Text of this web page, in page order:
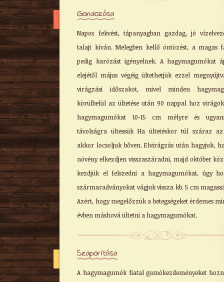
Gondozása
Napos fekvést, tápanyagban gazdag, jó
talajt kíván. Melegben kellő öntözést, a magas
pedig karózást igényelnek. A hagymagumókat
elejétől május végéig ültethetjük ezzel
virágzási időszakot, mivel minden
körülbelül az ültetése után 90 nappal hoz
hagymagumókat 10-15 cm mélyre és
távolságra ültessük Ha ültetéskor túl száraz
akkor locsoljuk bőven. Elvirágzás után hagyjuk,
növény elkezdjen visszaszáradni, majd október
kezdjük el felszedni a hagymagumókat, úgy
szármaradványokat vágjuk vissza kb. 5 cm
Azért, hogy megelőzzük a betegségeket érdemes
évben máshová ültetni a hagymagumókat.
Szaporítása
A hagymagumók fiatal gumókezdeményeket